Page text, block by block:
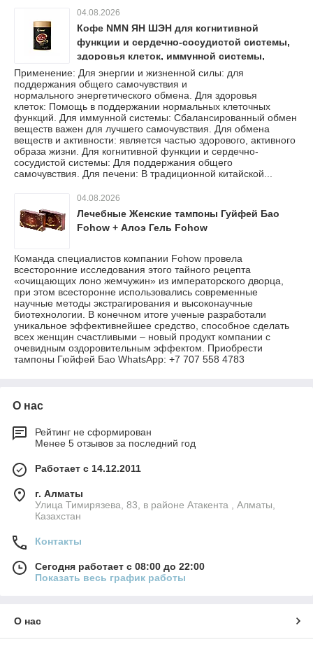
04.08.2026
Кофе NMN ЯН ШЭН для когнитивной
функции и сердечно-сосудистой системы,
здоровья клеток, иммунной системы,
энергии и жизненной силы, печени, обмена
веществ и активности
Применение: Для энергии и жизненной силы: для
поддержания общего самочувствия и
нормального энергетического обмена. Для здоровья
клеток: Помощь в поддержании нормальных клеточных
функций. Для иммунной системы: Сбалансированный обмен
веществ важен для лучшего самочувствия. Для обмена
веществ и активности: является частью здорового, активного
образа жизни. Для когнитивной функции и сердечно-
сосудистой системы: Для поддержания общего
самочувствия. Для печени: В традиционной китайской...
04.08.2026
Лечебные Женские тампоны Гуйфей Бао
Fohow + Алоэ Гель Fohow
Команда специалистов компании Fohow провела
всесторонние исследования этого тайного рецепта
«очищающих лоно жемчужин» из императорского дворца,
при этом всесторонне использовались современные
научные методы экстрагирования и высоконаучные
биотехнологии. В конечном итоге ученые разработали
уникальное эффективнейшее средство, способное сделать
всех женщин счастливыми – новый продукт компании с
очевидным оздоровительным эффектом. Приобрести
тампоны Гюйфей Бао WhatsApp: +7 707 558 4783
О нас
Рейтинг не сформирован
Менее 5 отзывов за последний год
Работает с 14.12.2011
г. Алматы
Улица Тимирязева, 83, в районе Атакента , Алматы,
Казахстан
Контакты
Сегодня работает с 08:00 до 22:00
Показать весь график работы
О нас